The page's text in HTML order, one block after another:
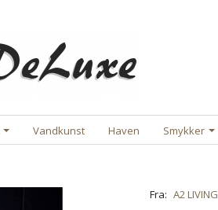
Vandkunst Haven Smykker
Fra: A2 LIVING